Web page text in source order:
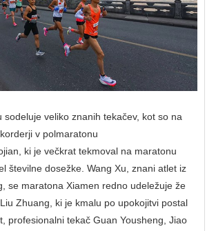
sodeluje veliko znanih tekačev, kot so na
v polmaratonu
ki je večkrat tekmoval na maratonu
številne dosežke. Wang Xu, znani atlet iz
se maratona Xiamen redno udeležuje že
Zhuang, ki je kmalu po upokojitvi postal
profesionalni tekač Guan Yousheng, Jiao